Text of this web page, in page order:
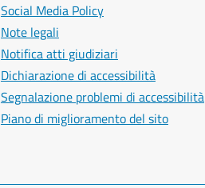
Social Media Policy
Note legali
Notifica atti giudiziari
Dichiarazione di accessibilità
Segnalazione problemi di accessibilità
Piano di miglioramento del sito